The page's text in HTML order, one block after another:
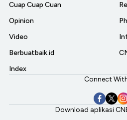
Cuap Cuap Cuan
Opinion
Video
Berbuatbaik.id
Index
Connect
Download aplikasi